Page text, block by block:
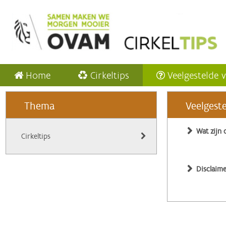
Home Cirkeltips Veelgestelde
Thema
Cirkeltips
Wat zijn